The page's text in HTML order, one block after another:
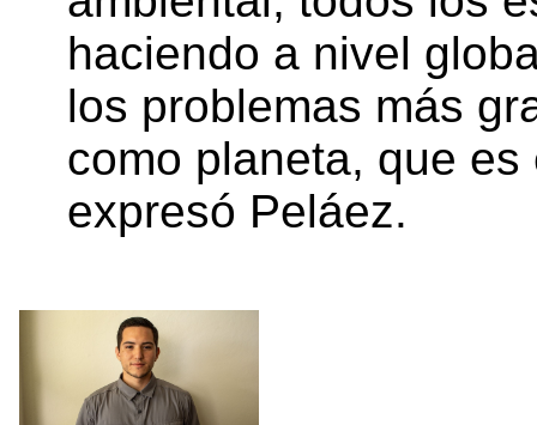
haciendo a nivel
los problemas más
como planeta, que es
expresó Peláez.